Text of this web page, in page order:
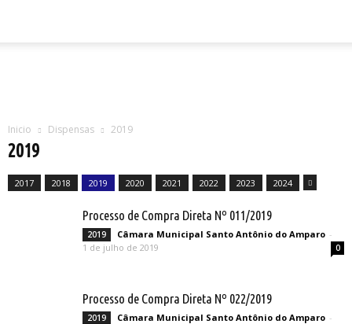
Inicio Dispensas 2019
2019
2017 2018 2019 2020 2021 2022 2023 2024
Processo de Compra Direta Nº 011/2019
2019 Câmara Municipal Santo Antônio do Amparo -
1 de julho de 2019
0
Processo de Compra Direta Nº 022/2019
2019 Câmara Municipal Santo Antônio do Amparo -